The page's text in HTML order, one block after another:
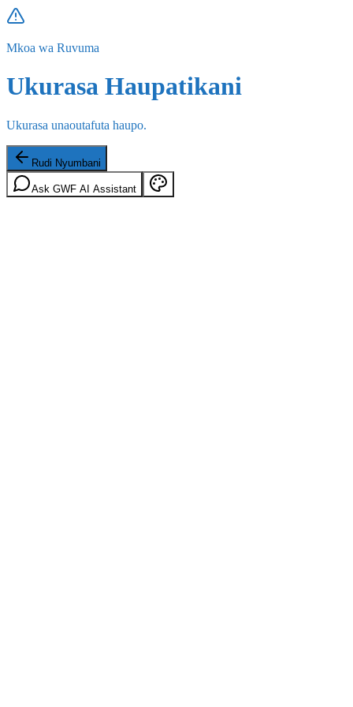
Mkoa wa Ruvuma
Ukurasa Haupatikani
Ukurasa unaoutafuta haupo.
Rudi Nyumbani
Ask GWF AI Assistant